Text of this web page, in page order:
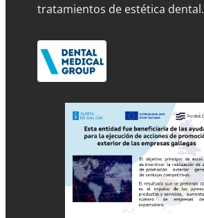
tratamientos de estética dental.